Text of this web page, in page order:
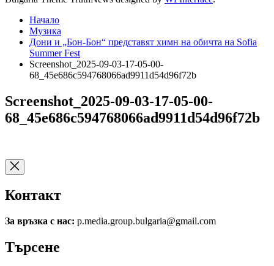
Начало
Музика
Дони и „Бон-Бон“ представят химн на обичта на Sofia
Summer Fest
Screenshot_2025-09-03-17-05-00-
68_45e686c594768066ad9911d54d96f72b
Screenshot_2025-09-03-17-05-00-
68_45e686c594768066ad9911d54d96f72b
Контакт
За връзка с нас: p.media.group.bulgaria@gmail.com
Търсене